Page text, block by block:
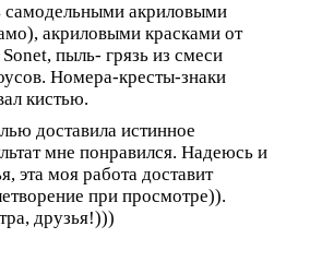
акриловыми
акриловыми красками от
пыль- грязь из смеси
Номера-кресты-знаки
кистью.
доставила истинное
мне понравился. Надеюсь и
эта моя работа доставит
при просмотре)).
друзья!)))